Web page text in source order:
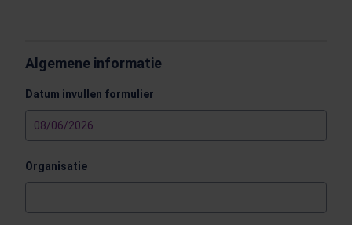
Algemene informatie
Datum invullen formulier
Organisatie